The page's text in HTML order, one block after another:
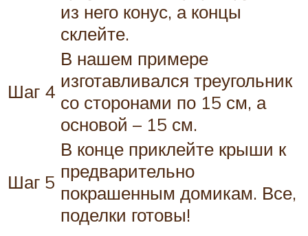
из него конус, а концы
склейте.
Шаг 4
В нашем примере
изготавливался треугольник
со сторонами по 15 см, а
основой – 15 см.
Шаг 5
В конце приклейте крыши к
предварительно
покрашенным домикам. Все,
поделки готовы!